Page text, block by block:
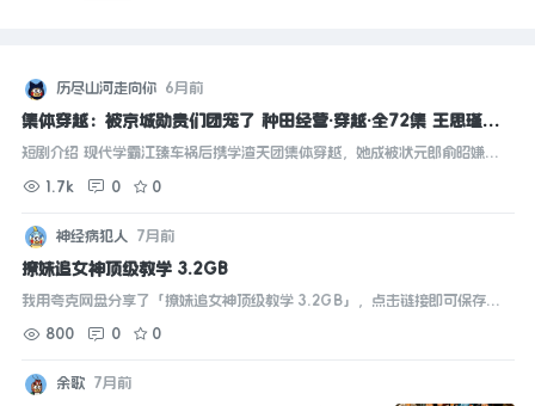
历尽山河走向你 6月前
集体穿越：被京城勋贵们团宠了 种田经营·穿越·全72集 王思瑾&
白珩威&王悦洋 [848.4M]
短剧介绍 现代学霸江臻车祸后携学渣天团集体穿越，她成被状元郎俞昭嫌弃
清冷才子、怀孕寡妇。四人抱团搞事业、打怪升级，江臻以&ldquo...
1.7k 0 0
神经病犯人 7月前
撩妹追女神顶级教学 3.2GB
我用夸克网盘分享了「撩妹追女神顶级教学 3.2GB」，点击链接即可保存。
屏。...
800 0 0
余歌 7月前